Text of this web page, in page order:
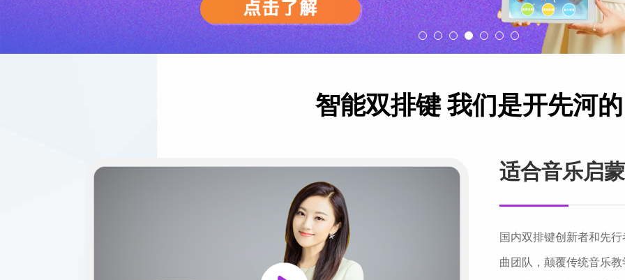
智能双排键 我们是开先河的
适合音乐启
国内双排键创新者和先
曲团队，颠覆传统音乐